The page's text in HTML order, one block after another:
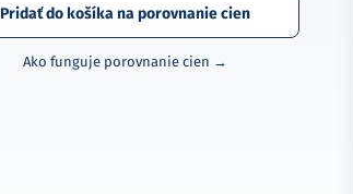
Pridať do košíka na porovnanie cien
Ako funguje porovnanie cien →